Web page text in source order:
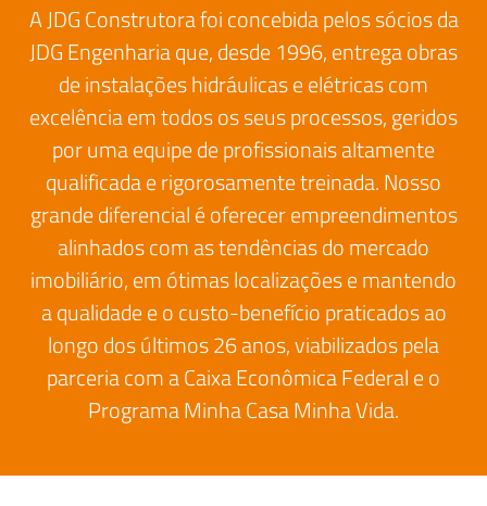
A JDG Construtora foi concebida pelos sócios da
JDG Engenharia que, desde 1996, entrega obras
de instalações hidráulicas e elétricas com
excelência em todos os seus processos, geridos
por uma equipe de profissionais altamente
qualificada e rigorosamente treinada. Nosso
grande diferencial é oferecer empreendimentos
alinhados com as tendências do mercado
imobiliário, em ótimas localizações e mantendo
a qualidade e o custo-benefício praticados ao
longo dos últimos 26 anos, viabilizados pela
parceria com a Caixa Econômica Federal e o
Programa Minha Casa Minha Vida.